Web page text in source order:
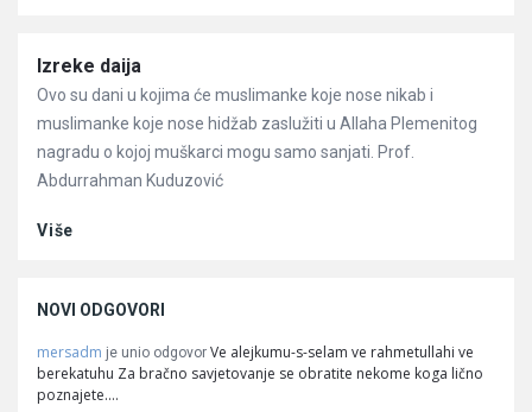
Članci
Izreke daija
Ovo su dani u kojima će muslimanke koje nose nikab i
muslimanke koje nose hidžab zaslužiti u Allaha Plemenitog
nagradu o kojoj muškarci mogu samo sanjati. Prof.
Abdurrahman Kuduzović
Više
NOVI ODGOVORI
mersadm je unio odgovor Ve alejkumu-s-selam ve rahmetullahi ve
berekatuhu Za bračno savjetovanje se obratite nekome koga lično
poznajete.…